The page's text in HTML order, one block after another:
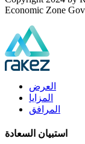
Economic Zone
العرض
المزايا
المرافق
استبيان السعادة